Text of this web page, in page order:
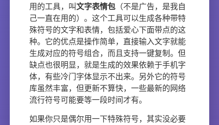
用的工具，叫文字表情包 （不是广告，是我自
己一直在用的）。这个工具可以生成各种带特
殊符号的文字和表情，包括爱心下面带点的这
种。它的优点是操作简单，直接输入文字就能
生成对应的符号组合，而且支持一键复制。但
缺点也很明显，就是生成的效果依赖于手机字
体，有些冷门字体显示不出来。另外它的符号
库虽然丰富，但更新不算快，一些最新的网络
流行符号可能要等一段时间才有。
如果你只是偶尔用一下特殊符号，其实没必要